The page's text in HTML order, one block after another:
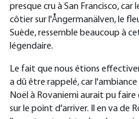
presque cru à San Francisco,
côtier sur l'Ångermanälven, le
Suède, ressemble beaucoup à
légendaire.
Le fait que nous étions
a dû être rappelé, car
Noël à Rovaniemi aurait pu
sur le point d'arriver. Il en va de